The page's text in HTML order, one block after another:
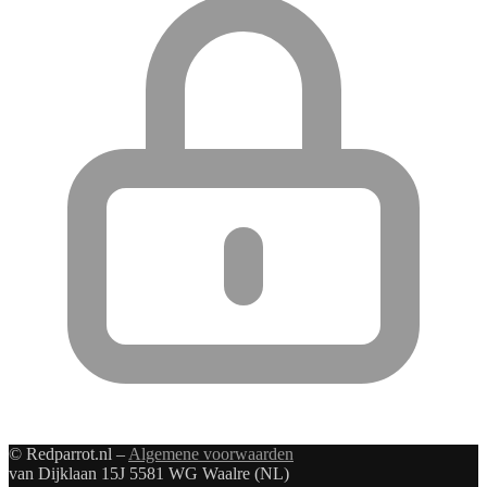
© Redparrot.nl – Algemene voorwaarden
van Dijklaan 15J 5581 WG Waalre (NL)